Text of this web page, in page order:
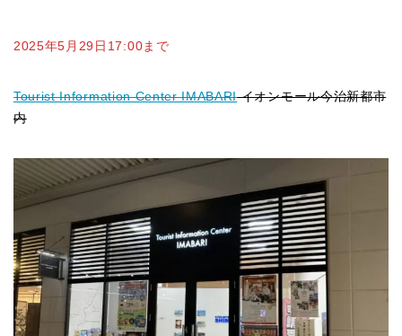
2025年5月29日17:00まで
Tourist Information Center IMABARIイオンモール今治新都市
内